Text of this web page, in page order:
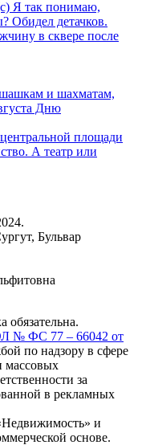
Я так понимаю,
Обидел детачков.
в сквере после
шашкам и шахматам,
Дню
площади
А театр или
, Бульвар
обязательна.
№ ФС 77 – 66042 от
по надзору в сфере
массовых
за
в рекламных
и
основе.